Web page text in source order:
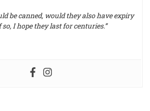
be canned, would they also have expiry
so, I hope they last for centuries.”